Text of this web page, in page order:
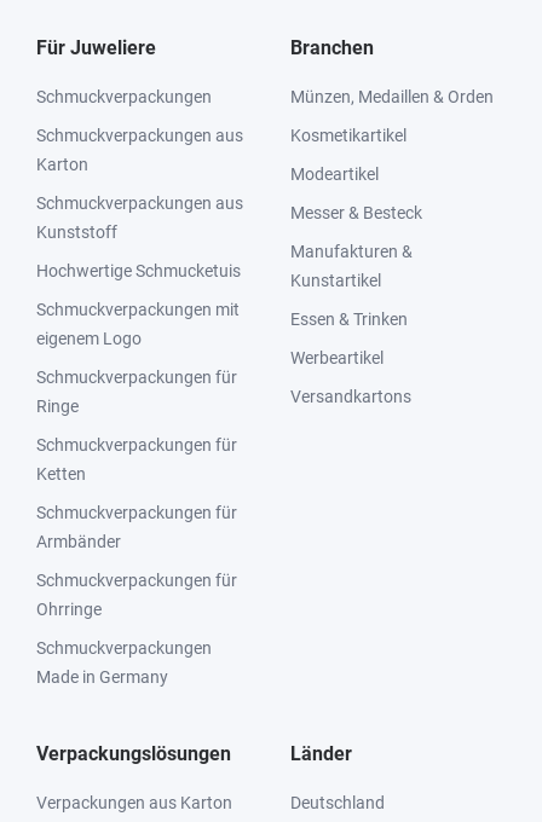
Für Juweliere
Schmuckverpackungen
Schmuckverpackungen aus
Karton
Schmuckverpackungen aus
Kunststoff
Hochwertige Schmucketuis
Schmuckverpackungen mit
eigenem Logo
Schmuckverpackungen für
Ringe
Schmuckverpackungen für
Ketten
Schmuckverpackungen für
Armbänder
Schmuckverpackungen für
Ohrringe
Schmuckverpackungen
Made in Germany
Branchen
Münzen, Medaillen & Orden
Kosmetikartikel
Modeartikel
Messer & Besteck
Manufakturen &
Kunstartikel
Essen & Trinken
Werbeartikel
Versandkartons
Verpackungslösungen
Verpackungen aus Karton
Länder
Deutschland